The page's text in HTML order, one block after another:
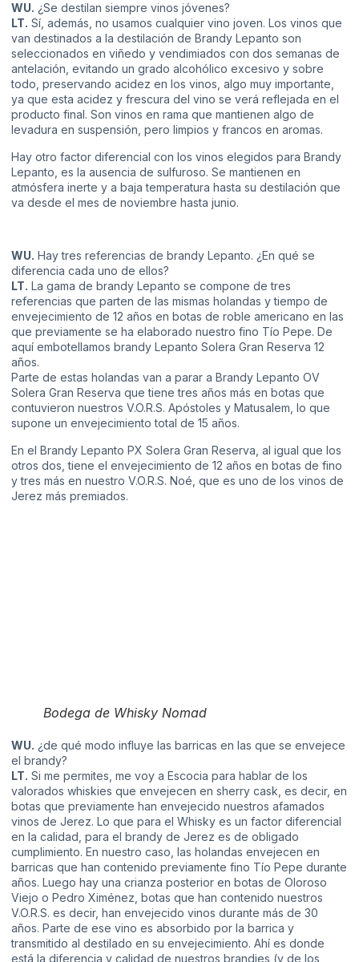
WU. ¿Se destilan siempre vinos jóvenes?
LT. Sí, además, no usamos cualquier vino joven. Los vinos que
van destinados a la destilación de Brandy Lepanto son
seleccionados en viñedo y vendimiados con dos semanas de
antelación, evitando un grado alcohólico excesivo y sobre
todo, preservando acidez en los vinos, algo muy importante,
ya que esta acidez y frescura del vino se verá reflejada en el
producto final. Son vinos en rama que mantienen algo de
levadura en suspensión, pero limpios y francos en aromas.
Hay otro factor diferencial con los vinos elegidos para Brandy
Lepanto, es la ausencia de sulfuroso. Se mantienen en
atmósfera inerte y a baja temperatura hasta su destilación que
va desde el mes de noviembre hasta junio.
WU. Hay tres referencias de brandy Lepanto. ¿En qué se
diferencia cada uno de ellos?
LT. La gama de brandy Lepanto se compone de tres
referencias que parten de las mismas holandas y tiempo de
envejecimiento de 12 años en botas de roble americano en las
que previamente se ha elaborado nuestro fino Tío Pepe. De
aquí embotellamos brandy Lepanto Solera Gran Reserva 12
años.
Parte de estas holandas van a parar a Brandy Lepanto OV
Solera Gran Reserva que tiene tres años más en botas que
contuvieron nuestros V.O.R.S. Apóstoles y Matusalem, lo que
supone un envejecimiento total de 15 años.
En el Brandy Lepanto PX Solera Gran Reserva, al igual que los
otros dos, tiene el envejecimiento de 12 años en botas de fino
y tres más en nuestro V.O.R.S. Noé, que es uno de los vinos de
Jerez más premiados.
Bodega de Whisky Nomad
WU. ¿de qué modo influye las barricas en las que se envejece
el brandy?
LT. Si me permites, me voy a Escocia para hablar de los
valorados whiskies que envejecen en sherry cask, es decir, en
botas que previamente han envejecido nuestros afamados
vinos de Jerez. Lo que para el Whisky es un factor diferencial
en la calidad, para el brandy de Jerez es de obligado
cumplimiento. En nuestro caso, las holandas envejecen en
barricas que han contenido previamente fino Tío Pepe durante
años. Luego hay una crianza posterior en botas de Oloroso
Viejo o Pedro Ximénez, botas que han contenido nuestros
V.O.R.S. es decir, han envejecido vinos durante más de 30
años. Parte de ese vino es absorbido por la barrica y
transmitido al destilado en su envejecimiento. Ahí es donde
está la diferencia y calidad de nuestros brandies (y de los